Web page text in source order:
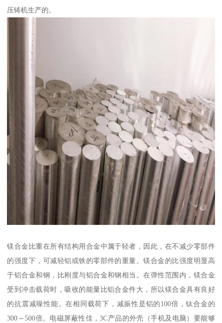
压铸机生产的。
镁合金比重在所有结构用合金中属于轻者，因此，在不减少零部件
的强度下，可减轻铝或铁的零部件的重量。镁合金的比强度明显高
于铝合金和钢，比刚度与铝合金和钢相当。在弹性范围内，镁合金
受到冲击载荷时，吸收的能量比铝合金件大，所以镁合金具有良好
的抗震减噪性能。在相同载荷下，减振性是铝的100倍，钛合金的
300～500倍。电磁屏蔽性佳，3C产品的外壳（手机及电脑）要能够